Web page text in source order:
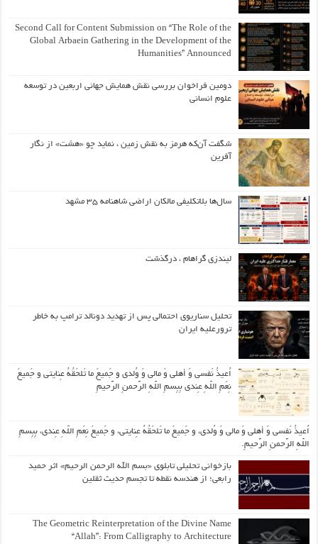
Second Call for Content Submission on “The Role of the
Global Arbaein Gathering in the Development of the
Humanities” Announced
دومین فراخوان بررسی نقش همایش جهانی اربعین در توسعه
علوم انسانی
شگفت آن‌که هرمز به نقش زمین ، نماید چو «هشت» از نگار
آفرین
سال‌ها بلاتکلیفی مالکان اراضی شاهنامه ۳۵ مشهد
لیندزی گراهام ، درگذشت
تحلیل سناریوی احتمالی پس از تهدید دونالد ترامپ به خاطر
ترورعلیه ایران
اُعیذُ نَفسی وَ أهلی وَ مالی وَ وُلدی و جَمیعَ ما تَلحَقُهُ عِنایتی و جَمیعَ
نِعَمِ اللّهِ عِندی بِبِسمِ اللّهِ الرَّحمنِ الرَّحیمِ
اُعیذُ نَفسی وَ أهلی وَ مالی وَ وُلدی، و جَمیعَ ما تَلحَقُهُ عِنایتی، و جَمیعَ نِعَمِ اللّهِ عِندی، بِبِسمِ
اللّهِ الرَّحمنِ الرَّحیمِ.
بازخوانی تحلیلی تابلوی «بسم الله الرحمن الرحیم» اثر حمید
رابعی؛ از هندسه نقطه تا تجسم حدیث ثقلین
The Geometric Reinterpretation of the Divine Name
“Allah”: From Calligraphy to Architecture